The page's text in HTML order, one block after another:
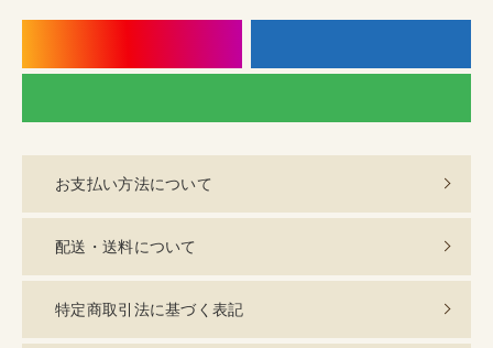
お支払い方法について
配送・送料について
特定商取引法に基づく表記